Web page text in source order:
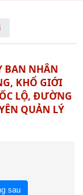
BAN NHÂN
KHỔ GIỚI
LỘ, ĐƯỜNG
QUẢN LÝ